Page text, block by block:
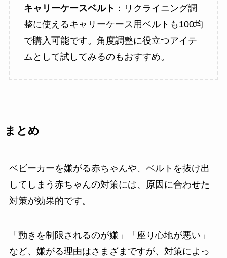
キャリーケースベルト ：リクライニング調
整に使えるキャリーケース用ベルトも100均
で購入可能です。角度調整に役立つアイテ
ムとして試してみるのもおすすめ。
まとめ
ベビーカーを嫌がる赤ちゃんや、ベルトを抜け出
してしまう赤ちゃんの対策には、原因に合わせた
対策が効果的です。
「動きを制限されるのが嫌」「座り心地が悪い」
など、嫌がる理由はさまざまですが、対策によっ